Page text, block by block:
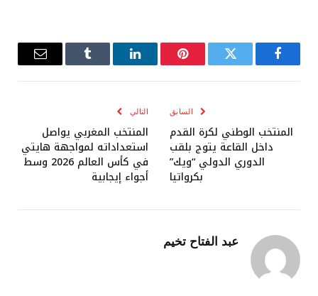
فيسبوك تويتر بينتيريستلينكدإن Tumblr
البريد
السابق
المنتخب الوطني لكرة القدم
داخل القاعة يتوج بلقب
الدوري الدولي “ويك”
بكرواتيا
التالي
المنتخب المغربي يواصل
استعداداته لمواجهة هايتي
في كأس العالم 2026 وسط
أجواء إيجابية
عبد الفتاح تخيم